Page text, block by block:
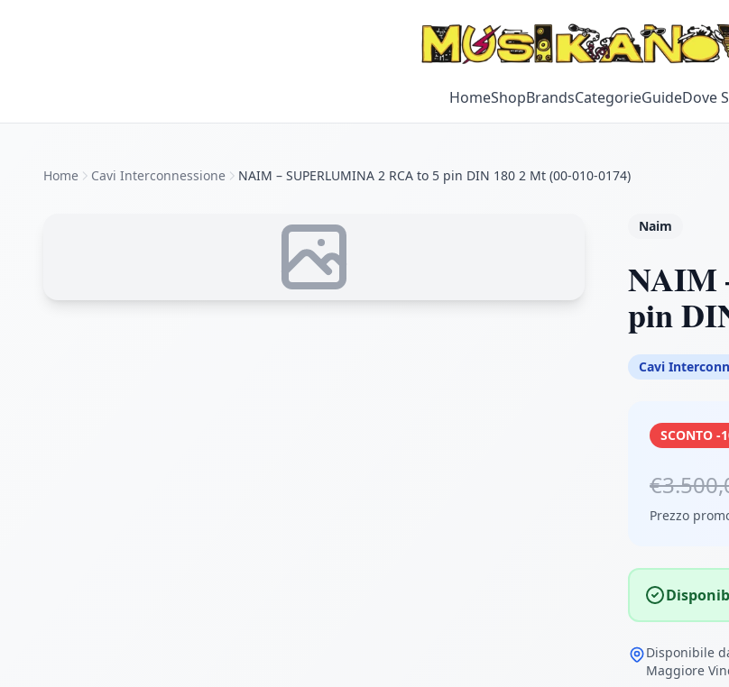
HomeShopBrandsCategorieGuideDove
Home Cavi Interconnessione NAIM – SUPERLUMINA 2 RCA to 5 pin DIN 180 2 Mt (00-010-0174)
Naim
NAIM
pin
Cavi
SCONTO -
Prezzo
Disponibile
Maggiore